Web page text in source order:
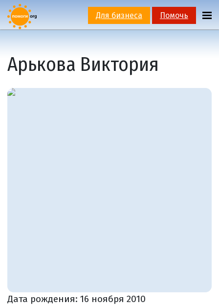
Для бизнеса Помочь
Арькова Виктория
Дата рождения: 16 ноября 2010